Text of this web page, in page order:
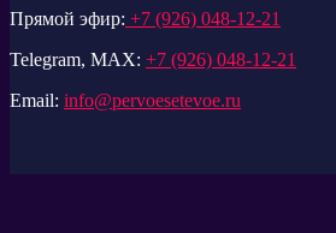
Прямой эфир: +7 (926) 048-12-21
Telegram, MAX: +7 (926) 048-12-21
Email: info@pervoesetevoe.ru